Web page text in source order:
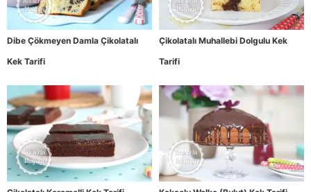
Dibe Çökmeyen Damla Çikolatalı
Kek Tarifi
Çikolatalı Muhallebi Dolgulu Kek
Tarifi